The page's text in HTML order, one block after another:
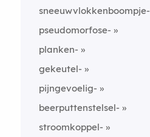
sneeuwvlokkenboompje-
pseudomorfose-
planken-
gekeutel-
pijngevoelig-
beerputtenstelsel-
stroomkoppel-